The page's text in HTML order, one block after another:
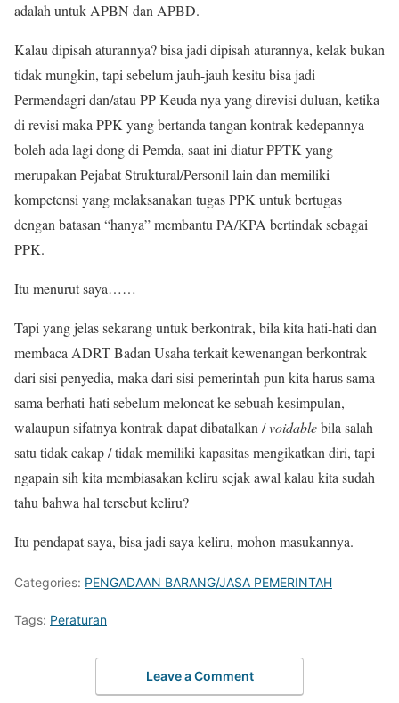
adalah untuk APBN dan APBD.
Kalau dipisah aturannya? bisa jadi dipisah aturannya, kelak bukan
tidak mungkin, tapi sebelum jauh-jauh kesitu bisa jadi
Permendagri dan/atau PP Keuda nya yang direvisi duluan, ketika
di revisi maka PPK yang bertanda tangan kontrak kedepannya
boleh ada lagi dong di Pemda, saat ini diatur PPTK yang
merupakan Pejabat Struktural/Personil lain dan memiliki
kompetensi yang melaksanakan tugas PPK untuk bertugas
dengan batasan “hanya” membantu PA/KPA bertindak sebagai
PPK.
Itu menurut saya……
Tapi yang jelas sekarang untuk berkontrak, bila kita hati-hati dan
membaca ADRT Badan Usaha terkait kewenangan berkontrak
dari sisi penyedia, maka dari sisi pemerintah pun kita harus sama-
sama berhati-hati sebelum meloncat ke sebuah kesimpulan,
walaupun sifatnya kontrak dapat dibatalkan /voidablebila salah
satu tidak cakap / tidak memiliki kapasitas mengikatkan diri, tapi
ngapain sih kita membiasakan keliru sejak awal kalau kita sudah
tahu bahwa hal tersebut keliru?
Itu pendapat saya, bisa jadi saya keliru, mohon masukannya.
Categories: PENGADAAN BARANG/JASA PEMERINTAH
Tags: Peraturan
Leave a Comment